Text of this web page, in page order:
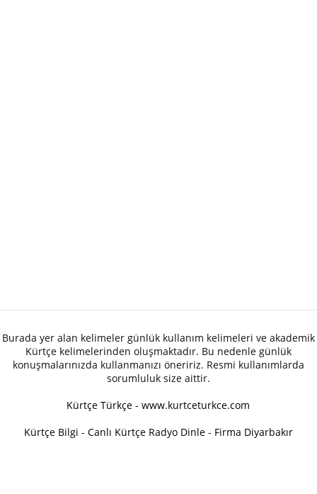
Burada yer alan kelimeler günlük kullanım kelimeleri ve akademik
Kürtçe kelimelerinden oluşmaktadır. Bu nedenle günlük
konuşmalarınızda kullanmanızı öneririz. Resmi kullanımlarda
sorumluluk size aittir.
Kürtçe Türkçe - www.kurtceturkce.com
Kürtçe Bilgi - Canlı Kürtçe Radyo Dinle - Firma Diyarbakır